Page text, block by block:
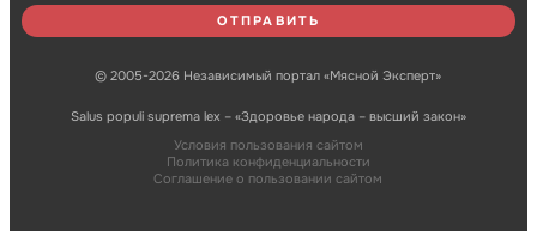
© 2005-2026 Независимый портал «Мясной Эксперт»
Salus populi suprema lex – «Здоровье народа – высший закон»
Условия пользования сайтом
Политика конфиденциальности
Соглашение о пользовании сайтом